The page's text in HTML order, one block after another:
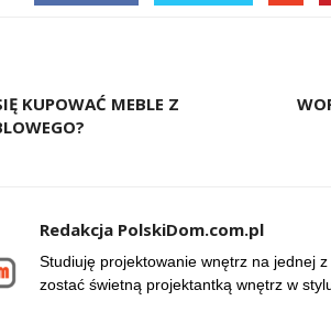
KUPOWAĆ MEBLE Z
Redakcja PolskiDom.com.pl
Studiuję projektowanie wnętrz na jednej
zostać świetną projektantką wnętrz w